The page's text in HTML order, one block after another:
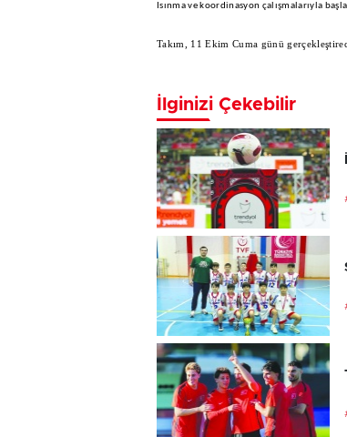
Isınma ve koordinasyon çalışmalarıyla
Takım, 11 Ekim Cuma günü
İlginizi Çekebilir